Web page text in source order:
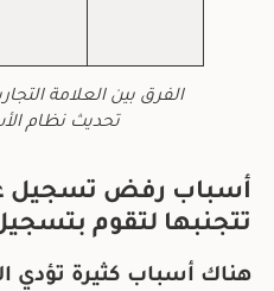
الفرق بين العلامة
تحديث نظام
أسباب رفض تسجيل
تتجنبها لتقوم
هناك أسباب كثيرة تؤدي